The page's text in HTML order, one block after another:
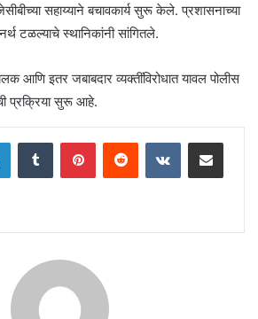
सहाय्याने बचावकार्य सुरू केले. प्रशासनाच्या
टळल्याचे स्थानिकांनी सांगितले.
आणि इतर जबाबदार व्यक्तींविरोधात यावल पोलीस
प्रक्रिया सुरू आहे.
LinkedInTumblr PinterestReddit VKontakteShare via Email